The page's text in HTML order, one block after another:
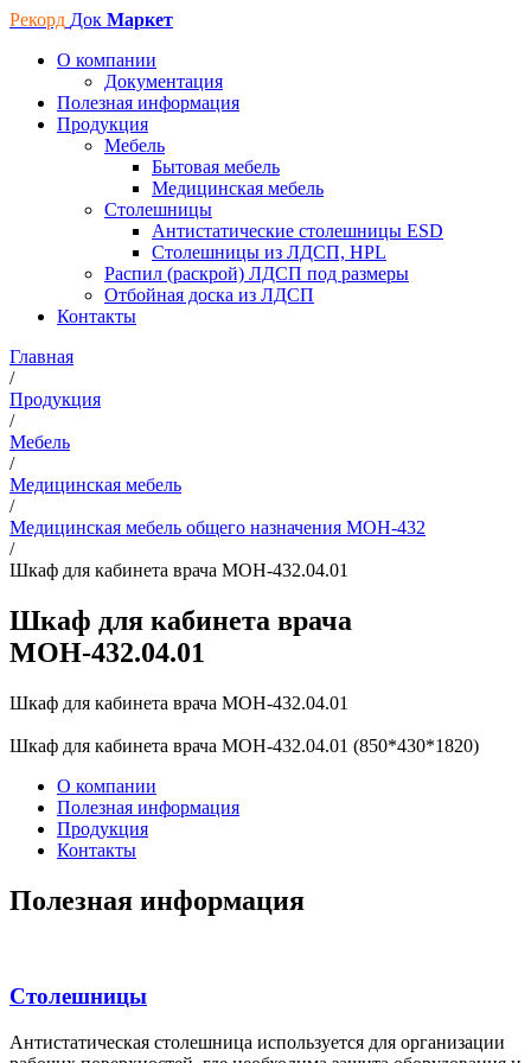
Рекорд Док Маркет
О компании
Документация
Полезная информация
Продукция
Мебель
Бытовая мебель
Медицинская мебель
Столешницы
Антистатические столешницы ESD
Столешницы из ЛДСП, HPL
Распил (раскрой) ЛДСП под размеры
Отбойная доска из ЛДСП
Контакты
Главная
/
Продукция
/
Мебель
/
Медицинская мебель
/
Медицинская мебель общего назначения МОН-432
/
Шкаф для кабинета врача МОН-432.04.01
Шкаф для кабинета врача
МОН-432.04.01
Шкаф для кабинета врача МОН-432.04.01
Шкаф для кабинета врача МОН-432.04.01 (850*430*1820)
О компании
Полезная информация
Продукция
Контакты
Полезная информация
Столешницы
Антистатическая столешница используется для организации